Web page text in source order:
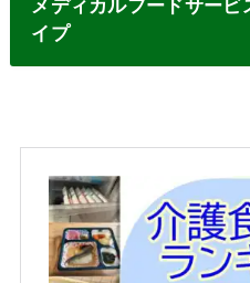
メディカルフードサー
イプ